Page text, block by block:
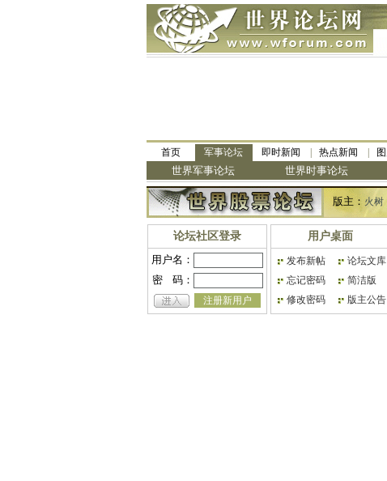
首页 军事论坛 即时新闻 热点新闻
世界军事论坛 世界时事论坛
版主： 火树
论坛社区登录
用户名：
密
码：
注册新用户
用户桌面
发布新帖
论坛文库
忘记密码
简洁版
修改密码
版主公告